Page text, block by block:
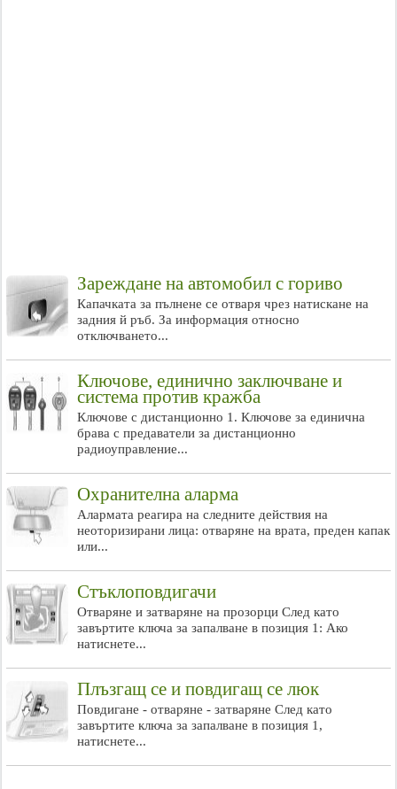
Зареждане на автомобил с гориво
Капачката за пълнене се отваря чрез натискане на
задния й ръб. За информация относно
отключването...
Ключове, единично заключване и
система против кражба
Ключове с дистанционно 1. Ключове за единична
брава с предаватели за дистанционно
радиоуправление...
Охранителна аларма
Алармата реагира на следните действия на
неоторизирани лица: отваряне на врата, преден капак
или...
Стъклоповдигачи
Отваряне и затваряне на прозорци След като
завъртите ключа за запалване в позиция 1: Ако
натиснете...
Плъзгащ се и повдигащ се люк
Повдигане - отваряне - затваряне След като
завъртите ключа за запалване в позиция 1,
натиснете...